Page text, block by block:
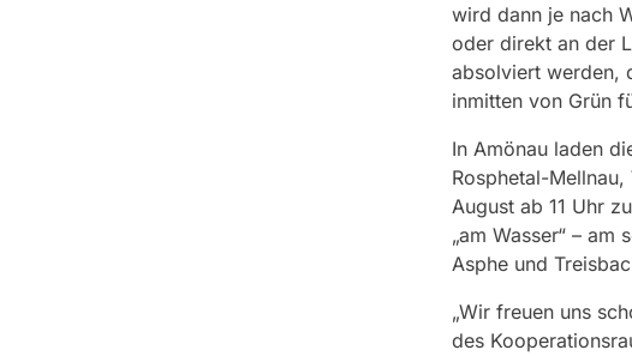
wird dann je nach
oder direkt an der
absolviert werden,
inmitten von Grün
In Amönau laden
Rosphetal-
August ab 11 Uhr
„am Wasser“ – am
Asphe und
„Wir freuen uns
des